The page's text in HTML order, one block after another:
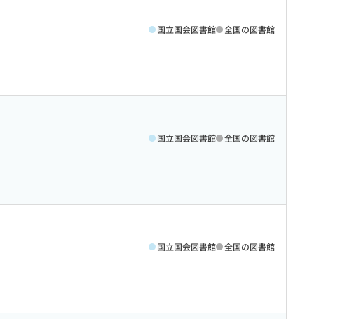
国立国会図書館 全国の図書館
国立国会図書館 全国の図書館
国立国会図書館 全国の図書館